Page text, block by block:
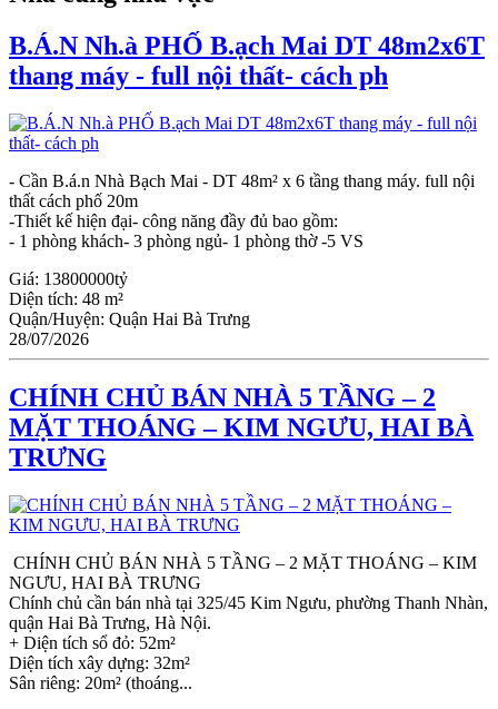
B.Á.N Nh.à PHỐ B.ạch Mai DT 48m2x6T
thang máy - full nội thất- cách ph
- Cần B.á.n Nhà Bạch Mai - DT 48m² x 6 tầng thang máy. full nội
thất cách phố 20m
-Thiết kế hiện đại- công năng đầy đủ bao gồm:
- 1 phòng khách- 3 phòng ngủ- 1 phòng thờ -5 VS
Giá: 13800000tỷ
Diện tích: 48 m²
Quận/Huyện: Quận Hai Bà Trưng
28/07/2026
CHÍNH CHỦ BÁN NHÀ 5 TẦNG – 2
MẶT THOÁNG – KIM NGƯU, HAI BÀ
TRƯNG
CHÍNH CHỦ BÁN NHÀ 5 TẦNG – 2 MẶT THOÁNG – KIM
NGƯU, HAI BÀ TRƯNG
Chính chủ cần bán nhà tại 325/45 Kim Ngưu, phường Thanh Nhàn,
quận Hai Bà Trưng, Hà Nội.
+ Diện tích sổ đỏ: 52m²
Diện tích xây dựng: 32m²
Sân riêng: 20m² (thoáng...